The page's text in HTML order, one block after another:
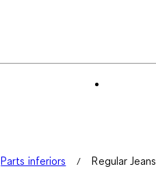
Parts inferiors Regular Jeans